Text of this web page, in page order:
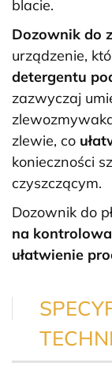
blacie.
Dozownik do
urządzenie,
detergentu
zazwyczaj
zlewie, co
konieczności
czyszczącym.
Dozownik do
na
ułatwienie